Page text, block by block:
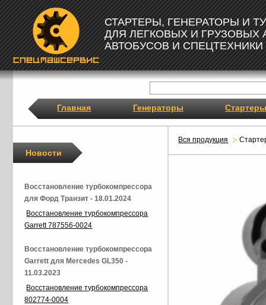
СТАРТЕРЫ, ГЕНЕРАТОРЫ И
ДЛЯ ЛЕГКОВЫХ И ГРУЗОВЫХ
АВТОБУСОВ И СПЕЦТЕХНИКИ
Главная Генераторы Стартеры
Вся продукция
Новости
Восстановление турбокомпрессора
для Форд Транзит - 18.01.2024
Восстановление турбокомпрессора
Garrett 787556-0024
Восстановление турбокомпрессора
Garrett для Mercedes GL350 -
11.03.2023
Восстановление турбокомпрессора
802774-0004